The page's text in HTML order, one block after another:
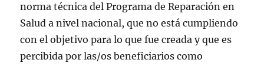
norma técnica del Programa de Reparación en
Salud a nivel nacional, que no está cumpliendo
con el objetivo para lo que fue creada y que es
percibida por las/os beneficiarios como